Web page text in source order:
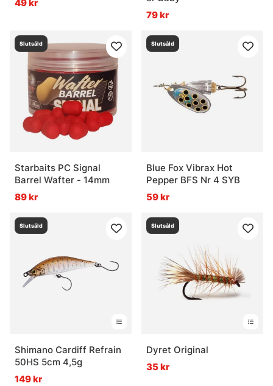
49 kr
79 kr
Slutsåld
Starbaits PC Signal
Barrel Wafter - 14mm
89 kr
Slutsåld
Blue Fox Vibrax Hot
Pepper BFS Nr 4 SYB
59 kr
Slutsåld
Shimano Cardiff Refrain
50HS 5cm 4,5g
149 kr
Slutsåld
Dyret Original
35 kr